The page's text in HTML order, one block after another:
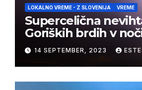
LOKALNO VREME - Z SLOVENIJA VREME
Supercelična
Goriških brdih v
14. september 2023
14 SEPTEMBER, 2023